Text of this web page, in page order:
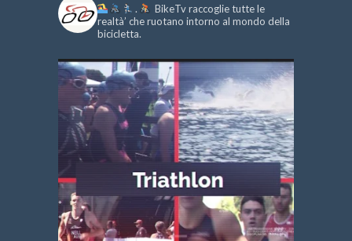
.
BikeTv raccoglie tutte le
realtà’ che ruotano intorno al mondo della
bicicletta.